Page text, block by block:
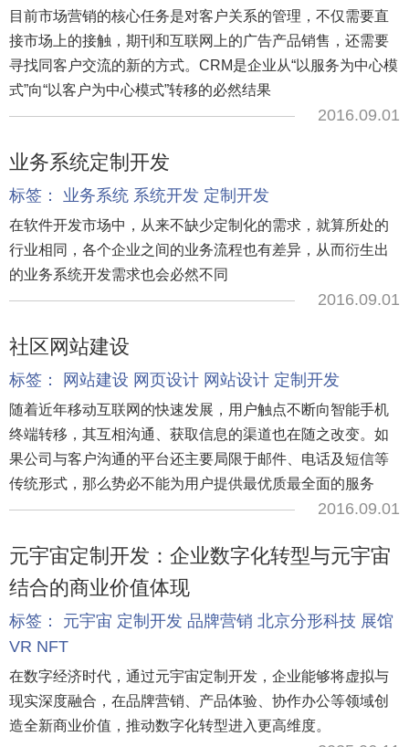
目前市场营销的核心任务是对客户关系的管理，不仅需要直
接市场上的接触，期刊和互联网上的广告产品销售，还需要
寻找同客户交流的新的方式。CRM是企业从“以服务为中心模
式”向“以客户为中心模式”转移的必然结果
2016.09.01
业务系统定制开发
标签： 业务系统 系统开发 定制开发
在软件开发市场中，从来不缺少定制化的需求，就算所处的
行业相同，各个企业之间的业务流程也有差异，从而衍生出
的业务系统开发需求也会必然不同
2016.09.01
社区网站建设
标签： 网站建设 网页设计 网站设计 定制开发
随着近年移动互联网的快速发展，用户触点不断向智能手机
终端转移，其互相沟通、获取信息的渠道也在随之改变。如
果公司与客户沟通的平台还主要局限于邮件、电话及短信等
传统形式，那么势必不能为用户提供最优质最全面的服务
2016.09.01
元宇宙定制开发：企业数字化转型与元宇宙
结合的商业价值体现
标签： 元宇宙 定制开发 品牌营销 北京分形科技 展馆
VR NFT
在数字经济时代，通过元宇宙定制开发，企业能够将虚拟与
现实深度融合，在品牌营销、产品体验、协作办公等领域创
造全新商业价值，推动数字化转型进入更高维度。